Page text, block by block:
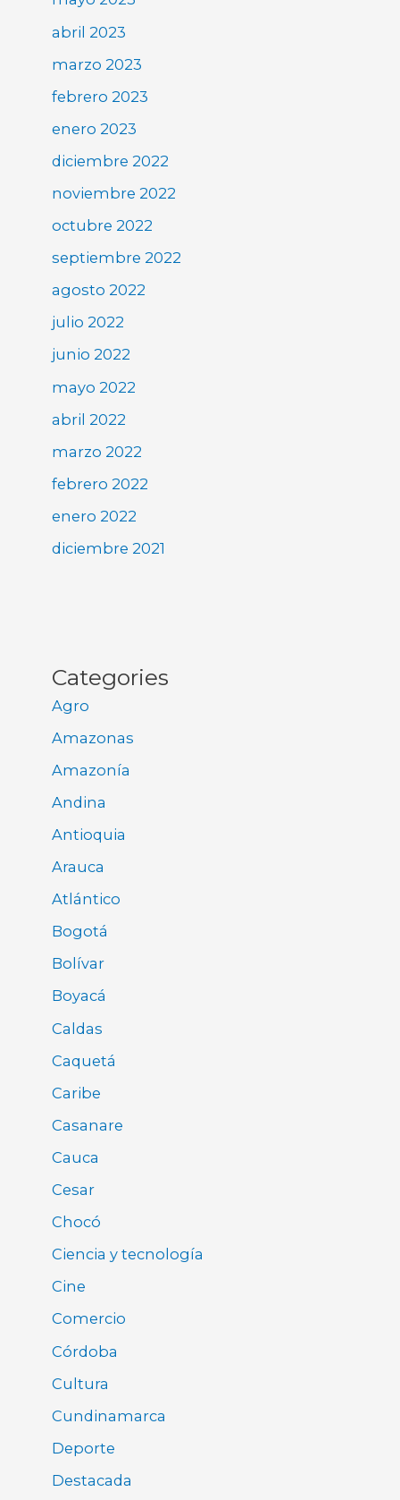
abril 2023
marzo 2023
febrero 2023
enero 2023
diciembre 2022
noviembre 2022
octubre 2022
septiembre 2022
agosto 2022
julio 2022
junio 2022
mayo 2022
abril 2022
marzo 2022
febrero 2022
enero 2022
diciembre 2021
Categories
Agro
Amazonas
Amazonía
Andina
Antioquia
Arauca
Atlántico
Bogotá
Bolívar
Boyacá
Caldas
Caquetá
Caribe
Casanare
Cauca
Cesar
Chocó
Ciencia y tecnología
Cine
Comercio
Córdoba
Cultura
Cundinamarca
Deporte
Destacada